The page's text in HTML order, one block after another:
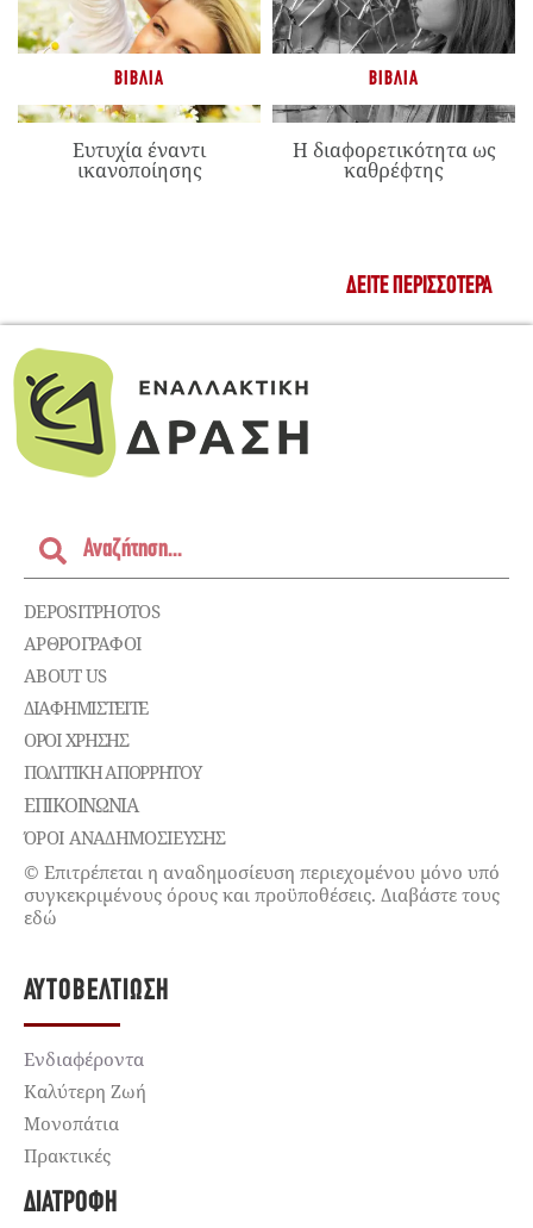
ΒΙΒΛΊΑ
Ευτυχία έναντι
ικανοποίησης
ΒΙΒΛΊΑ
Η διαφορετικότητα ως
καθρέφτης
ΔΕΊΤΕ ΠΕΡΙΣΣΌΤΕΡΑ
DEPOSITPHOTOS
ΑΡΘΡΟΓΡΑΦΟΙ
ABOUT US
ΔΙΑΦΗΜΙΣΤΕΊΤΕ
ΌΡΟΙ ΧΡΉΣΗΣ
ΠΟΛΙΤΙΚΉ ΑΠΟΡΡΉΤΟΥ
ΕΠΙΚΟΙΝΩΝΊΑ
ΌΡΟΙ ΑΝΑΔΗΜΟΣΙΕΥΣΗΣ
© Επιτρέπεται η αναδημοσίευση περιεχομένου μόνο υπό
συγκεκριμένους όρους και προϋποθέσεις. Διαβάστε τους
εδώ
ΑΥΤΟΒΕΛΤΊΩΣΗ
Ενδιαφέροντα
Καλύτερη Ζωή
Μονοπάτια
Πρακτικές
ΔΙΑΤΡΟΦΉ